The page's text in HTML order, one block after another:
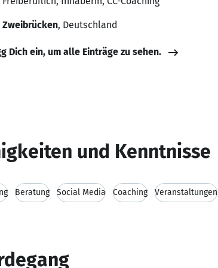
Zweibrücken, Deutschland
Dich ein, um alle Einträge zu sehen.
und Kenntnisse
Beratung Social Media Coaching Veranstaltungen